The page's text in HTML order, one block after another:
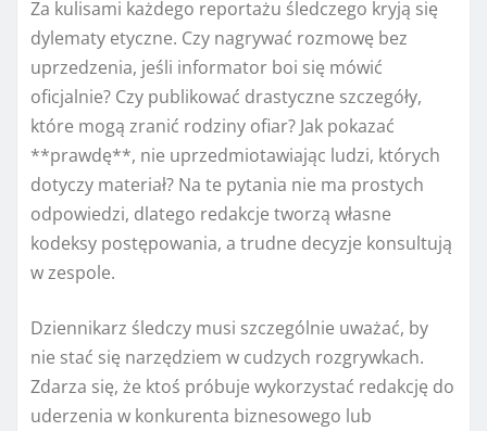
Za kulisami każdego reportażu śledczego kryją się
dylematy etyczne. Czy nagrywać rozmowę bez
uprzedzenia, jeśli informator boi się mówić
oficjalnie? Czy publikować drastyczne szczegóły,
które mogą zranić rodziny ofiar? Jak pokazać
**prawdę**, nie uprzedmiotawiając ludzi, których
dotyczy materiał? Na te pytania nie ma prostych
odpowiedzi, dlatego redakcje tworzą własne
kodeksy postępowania, a trudne decyzje konsultują
w zespole.
Dziennikarz śledczy musi szczególnie uważać, by
nie stać się narzędziem w cudzych rozgrywkach.
Zdarza się, że ktoś próbuje wykorzystać redakcję do
uderzenia w konkurenta biznesowego lub